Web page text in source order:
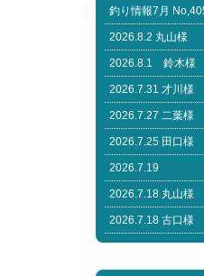
釣り情報7月
2026.8.2 丸山様
2026.8.1 鈴木様
2026.7.31 才川様
2026.7.27 二葉様
2026.7.25 田口様
2026.7.19
2026.7.18 丸山様
2026.7.18 古口様